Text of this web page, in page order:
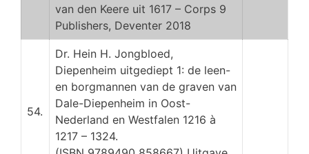
van den Keere uit 1617 – Corps 9
Publishers, Deventer 2018
54.
Dr. Hein H. Jongbloed,
Diepenheim uitgediept 1: de leen-
en borgmannen van de graven van
Dale-Diepenheim in Oost-
Nederland en Westfalen 1216 à
1217 – 1324.